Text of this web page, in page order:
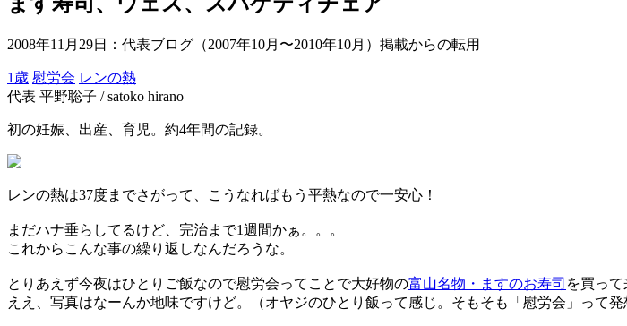
2008年11月29日 ：代表ブログ（2007年10月〜2010年10月）掲載からの転用
1歳 慰労会 レンの熱
代表 平野聡子 / satoko hirano
初の妊娠、出産、育児。約4年間の記録。
レンの熱は37度までさがって、こうなればもう平熱なので一安心！
まだハナ垂らしてるけど、完治まで1週間かぁ。。。
これからこんな事の繰り返しなんだろうな。
とりあえず今夜はひとりご飯なので慰労会ってことで大好物の富山名物・ますのお寿司 を買って
ええ、写真はなーんか地味ですけど。（オヤジのひとり飯って感じ。そもそも「慰労会」って発